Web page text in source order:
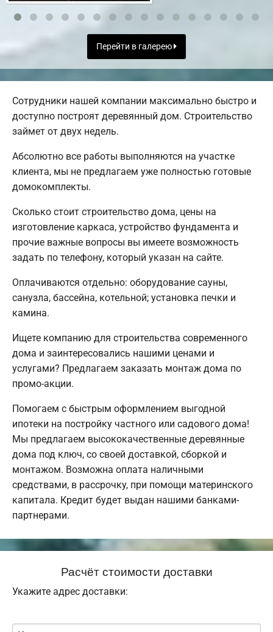
Перейти в галерею
Сотрудники нашей компании максимально быстро и
доступно построят деревянный дом. Строительство
займет от двух недель.
Абсолютно все работы выполняются на участке
клиента, мы не предлагаем уже полностью готовые
домокомплекты.
Сколько стоит строительство дома, цены на
изготовление каркаса, устройство фундамента и
прочие важные вопросы вы имеете возможность
задать по телефону, который указан на сайте.
Оплачиваются отдельно: оборудование сауны,
санузла, бассейна, котельной; установка печки и
камина.
Ищете компанию для строительства современного
дома и заинтересовались нашими ценами и
услугами? Предлагаем заказать монтаж дома по
промо-акции.
Помогаем с быстрым оформлением выгодной
ипотеки на постройку частного или садового дома!
Мы предлагаем высококачественные деревянные
дома под ключ, со своей доставкой, сборкой и
монтажом. Возможна оплата наличными
средствами, в рассрочку, при помощи материнского
капитала. Кредит будет выдан нашими банками-
партнерами.
Расчёт стоимости доставки
Укажите адрес доставки: